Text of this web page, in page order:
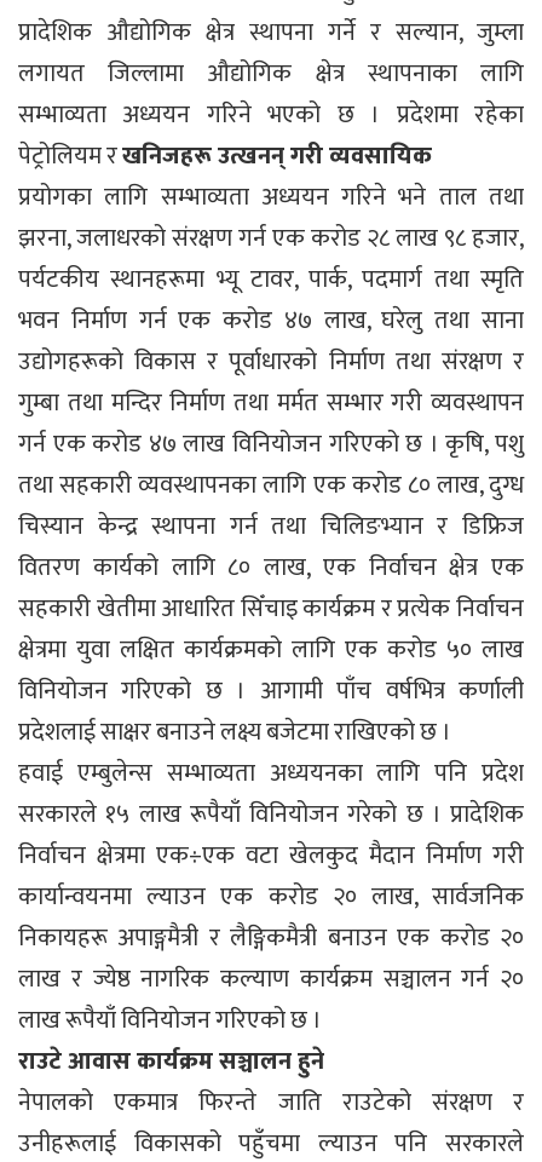
प्रादेशिक औद्योगिक क्षेत्र स्थापना गर्ने र सल्यान, जुम्ला
लगायत जिल्लामा औद्योगिक क्षेत्र स्थापनाका लागि
सम्भाव्यता अध्ययन गरिने भएको छ । प्रदेशमा रहेका
पेट्रोलियम रखनिजहरू उत्खनन् गरी व्यवसायिक
प्रयोगका लागि सम्भाव्यता अध्ययन गरिने भने ताल तथा
झरना, जलाधरको संरक्षण गर्न एक करोड २८ लाख ९८ हजार,
पर्यटकीय स्थानहरूमा भ्यू टावर, पार्क, पदमार्ग तथा स्मृति
भवन निर्माण गर्न एक करोड ४७ लाख, घरेलु तथा साना
उद्योगहरूको विकास र पूर्वाधारको निर्माण तथा संरक्षण र
गुम्बा तथा मन्दिर निर्माण तथा मर्मत सम्भार गरी व्यवस्थापन
गर्न एक करोड ४७ लाख विनियोजन गरिएको छ । कृषि, पशु
तथा सहकारी व्यवस्थापनका लागि एक करोड ८० लाख, दुग्ध
चिस्यान केन्द्र स्थापना गर्न तथा चिलिङभ्यान र डिफ्रिज
वितरण कार्यको लागि ८० लाख, एक निर्वाचन क्षेत्र एक
सहकारी खेतीमा आधारित सिँचाइ कार्यक्रम र प्रत्येक निर्वाचन
क्षेत्रमा युवा लक्षित कार्यक्रमको लागि एक करोड ५० लाख
विनियोजन गरिएको छ । आगामी पाँच वर्षभित्र कर्णाली
प्रदेशलाई साक्षर बनाउने लक्ष्य बजेटमा राखिएको छ ।
हवाई एम्बुलेन्स सम्भाव्यता अध्ययनका लागि पनि प्रदेश
सरकारले १५ लाख रूपैयाँ विनियोजन गरेको छ । प्रादेशिक
निर्वाचन क्षेत्रमा एक÷एक वटा खेलकुद मैदान निर्माण गरी
कार्यान्वयनमा ल्याउन एक करोड २० लाख, सार्वजनिक
निकायहरू अपाङ्गमैत्री र लैङ्गिकमैत्री बनाउन एक करोड २०
लाख र ज्येष्ठ नागरिक कल्याण कार्यक्रम सञ्चालन गर्न २०
लाख रूपैयाँ विनियोजन गरिएको छ ।
राउटे आवास कार्यक्रम सञ्चालन हुने
नेपालको एकमात्र फिरन्ते जाति राउटेको संरक्षण र
उनीहरूलाई विकासको पहुँचमा ल्याउन पनि सरकारले